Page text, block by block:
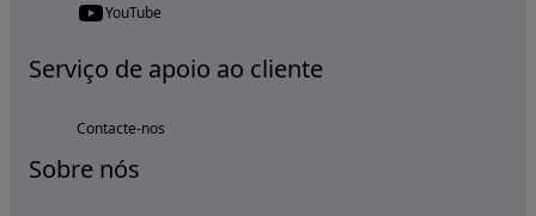
YouTube
Serviço de apoio ao cliente
Contacte-nos
Sobre nós